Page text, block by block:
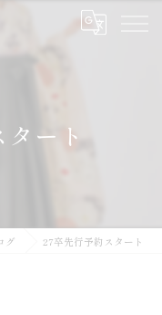
ート
グ 27卒先行予約スタート